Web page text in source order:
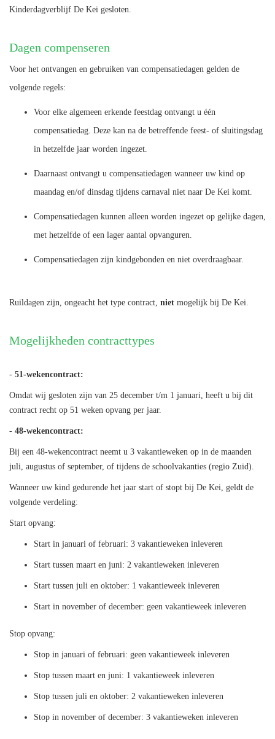
Kinderdagverblijf De Kei gesloten.
Dagen compenseren
Voor het ontvangen en gebruiken van compensatiedagen gelden de
volgende regels:
Voor elke algemeen erkende feestdag ontvangt u één
compensatiedag. Deze kan na de betreffende feest- of sluitingsdag
in hetzelfde jaar worden ingezet.
Daarnaast ontvangt u compensatiedagen wanneer uw kind op
maandag en/of dinsdag tijdens carnaval niet naar De Kei komt.
Compensatiedagen kunnen alleen worden ingezet op gelijke dagen,
met hetzelfde of een lager aantal opvanguren.
Compensatiedagen zijn kindgebonden en niet overdraagbaar.
Ruildagen zijn, ongeacht het type contract, niet mogelijk bij De Kei.
Mogelijkheden contracttypes
- 51-wekencontract:
Omdat wij gesloten zijn van 25 december t/m 1 januari, heeft u bij dit
contract recht op 51 weken opvang per jaar.
- 48-wekencontract:
Bij een 48-wekencontract neemt u 3 vakantieweken op in de maanden
juli, augustus of september, of tijdens de schoolvakanties (regio Zuid).
Wanneer uw kind gedurende het jaar start of stopt bij De Kei, geldt de
volgende verdeling:
Start opvang:
Start in januari of februari: 3 vakantieweken inleveren
Start tussen maart en juni: 2 vakantieweken inleveren
Start tussen juli en oktober: 1 vakantieweek inleveren
Start in november of december: geen vakantieweek inleveren
Stop opvang:
Stop in januari of februari: geen vakantieweek inleveren
Stop tussen maart en juni: 1 vakantieweek inleveren
Stop tussen juli en oktober: 2 vakantieweken inleveren
Stop in november of december: 3 vakantieweken inleveren